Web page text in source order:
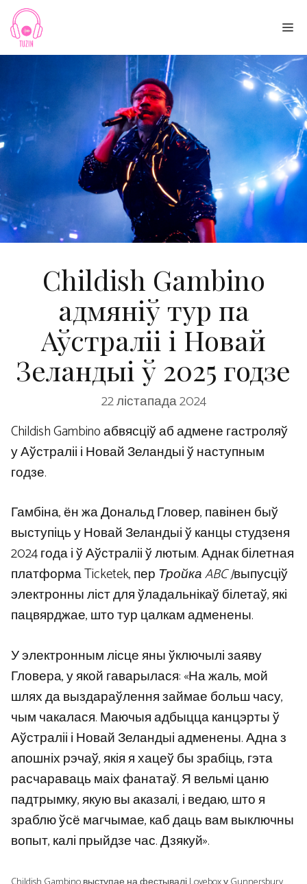
Skip
content
Childish Gambino
адмяніў тур па
Аўстраліі і Новай
Зеландыі ў 2025 годзе
22 лістапада 2024
Childish Gambino абвясціў аб адмене гастроляў
у Аўстраліі і Новай Зеландыі ў наступным
годзе.
Гамбіна, ён жа Дональд Гловер, павінен быў
выступіць у Новай Зеландыі ў канцы студзеня
2024 года і ў Аўстраліі ў лютым. Аднак білетная
платформа Ticketek, перТройка ABC Jвыпусціў
электронны ліст для ўладальнікаў білетаў, які
пацвярджае, што тур цалкам адменены.
У электронным лісце яны ўключылі заяву
Гловера, у якой гаварылася: «На жаль, мой
шлях да выздараўлення займае больш часу,
чым чакалася. Маючыя адбыцца канцэрты ў
Аўстраліі і Новай Зеландыі адменены. Адна з
апошніх рэчаў, якія я хацеў бы зрабіць, гэта
расчараваць маіх фанатаў. Я вельмі цаню
падтрымку, якую вы аказалі, і ведаю, што я
зраблю ўсё магчымае, каб даць вам выключны
вопыт, калі прыйдзе час. Дзякуй».